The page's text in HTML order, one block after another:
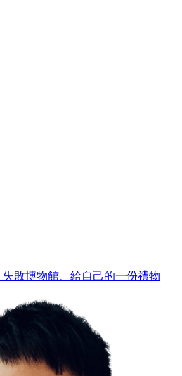
敗博物館、給自己的一份禮物